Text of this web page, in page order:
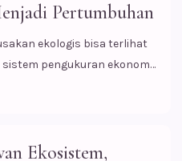
yang lebih keren,
(mungkin):
Atau menyedihkan?
piano dengan indah
menikmati harmoni dan
Pertumbuhan
ekologis bisa terlihat
pengukuran ekonomi
gagal melihat
Ekosistem,